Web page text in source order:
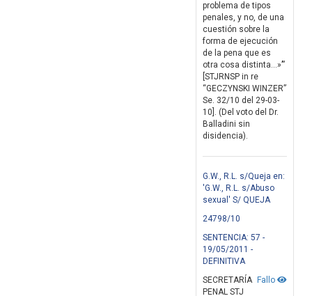
problema de tipos
penales, y no, de una
cuestión sobre la
forma de ejecución
de la pena que es
otra cosa distinta…»’”
[STJRNSP in re
“GECZYNSKI WINZER”
Se. 32/10 del 29-03-
10]. (Del voto del Dr.
Balladini sin
disidencia).
G.W., R.L. s/Queja en:
'G.W., R.L. s/Abuso
sexual' S/ QUEJA
24798/10
SENTENCIA: 57 -
19/05/2011 -
DEFINITIVA
Fallo
SECRETARÍA
PENAL STJ